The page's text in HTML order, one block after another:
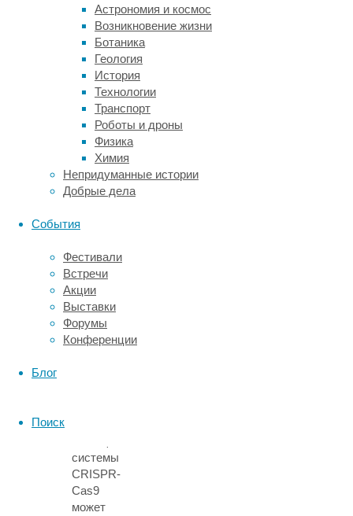
Астрономия и космос
Возникновение жизни
Ботаника
Геология
История
Технологии
Транспорт
Роботы и дроны
Физика
Химия
Непридуманные истории
Добрые дела
События
Фестивали
Встречи
Акции
Выставки
Форумы
Конференции
Блог
Поиск
новой
работе
ученые
из
южнокорейского
Университета
Донгук
выбрали
качестве
модели
заболевания
Альцгеймера
и
продемонстрировали,
что
внесение
мутации
системы
CRISPR-
Cas9
может